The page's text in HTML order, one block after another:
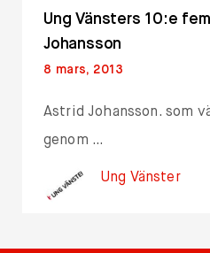
Ung Vänsters 10:e
Johansson
8 mars, 2013
Astrid Johansson. som
genom …
Ung Vänster